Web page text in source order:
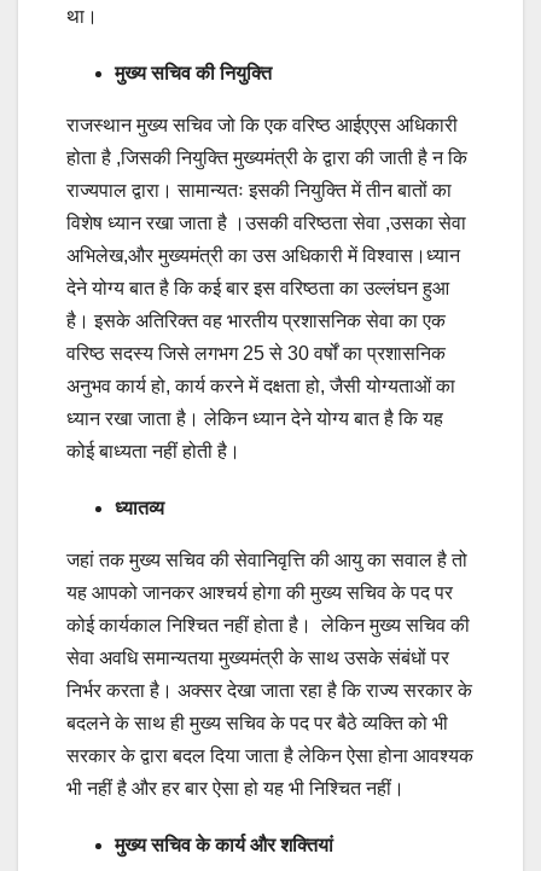
था।
मुख्य सचिव की नियुक्ति
राजस्थान मुख्य सचिव जो कि एक वरिष्ठ आईएएस अधिकारी
होता है ,जिसकी नियुक्ति मुख्यमंत्री के द्वारा की जाती है न कि
राज्यपाल द्वारा। सामान्यतः इसकी नियुक्ति में तीन बातों का
विशेष ध्यान रखा जाता है ।उसकी वरिष्ठता सेवा ,उसका सेवा
अभिलेख,और मुख्यमंत्री का उस अधिकारी में विश्वास।ध्यान
देने योग्य बात है कि कई बार इस वरिष्ठता का उल्लंघन हुआ
है। इसके अतिरिक्त वह भारतीय प्रशासनिक सेवा का एक
वरिष्ठ सदस्य जिसे लगभग 25 से 30 वर्षों का प्रशासनिक
अनुभव कार्य हो, कार्य करने में दक्षता हो, जैसी योग्यताओं का
ध्यान रखा जाता है। लेकिन ध्यान देने योग्य बात है कि यह
कोई बाध्यता नहीं होती है।
ध्यातव्य
जहां तक मुख्य सचिव की सेवानिवृत्ति की आयु का सवाल है तो
यह आपको जानकर आश्चर्य होगा की मुख्य सचिव के पद पर
कोई कार्यकाल निश्चित नहीं होता है। लेकिन मुख्य सचिव की
सेवा अवधि समान्यतया मुख्यमंत्री के साथ उसके संबंधों पर
निर्भर करता है। अक्सर देखा जाता रहा है कि राज्य सरकार के
बदलने के साथ ही मुख्य सचिव के पद पर बैठे व्यक्ति को भी
सरकार के द्वारा बदल दिया जाता है लेकिन ऐसा होना आवश्यक
भी नहीं है और हर बार ऐसा हो यह भी निश्चित नहीं।
मुख्य सचिव के कार्य और शक्तियां